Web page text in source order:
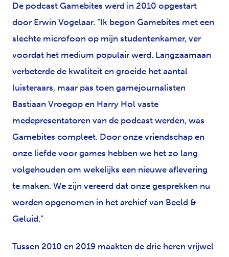
De podcast Gamebites werd in 2010 opgestart
door Erwin Vogelaar. “Ik begon Gamebites met een
slechte microfoon op mijn studentenkamer, ver
voordat het medium populair werd. Langzaamaan
verbeterde de kwaliteit en groeide het aantal
luisteraars, maar pas toen gamejournalisten
Bastiaan Vroegop en Harry Hol vaste
medepresentatoren van de podcast werden, was
Gamebites compleet. Door onze vriendschap en
onze liefde voor games hebben we het zo lang
volgehouden om wekelijks een nieuwe aflevering
te maken. We zijn vereerd dat onze gesprekken nu
worden opgenomen in het archief van Beeld &
Geluid.”
Tussen 2010 en 2019 maakten de drie heren vrijwel